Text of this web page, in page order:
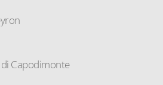
Capodimonte